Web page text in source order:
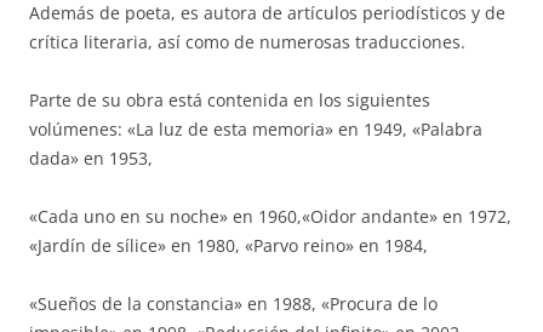
Además de poeta, es autora de artículos periodísticos y de
crítica literaria, así como de numerosas traducciones.
Parte de su obra está contenida en los siguientes
volúmenes: «La luz de esta memoria» en 1949, «Palabra
dada» en 1953,
«Cada uno en su noche» en 1960,«Oidor andante» en 1972,
«Jardín de sílice» en 1980, «Parvo reino» en 1984,
«Sueños de la constancia» en 1988, «Procura de lo